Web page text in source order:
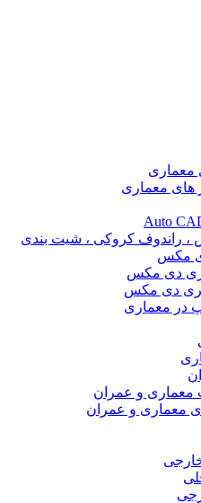
کروکی ، شیت بندی
مکس
و عمران
و عمران